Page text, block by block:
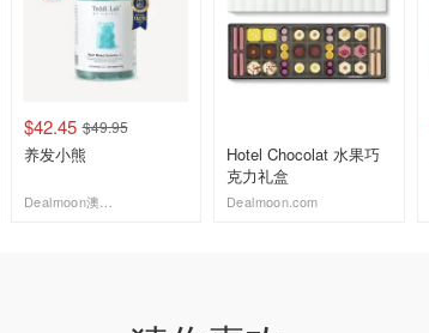
$42.45 $49.95
养发小熊
Hotel Chocolat 水果巧
克力礼盒
Dealmoon.com